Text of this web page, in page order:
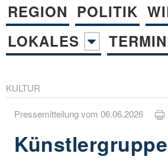
REGION POLITIK
LOKALES
KULTUR
Pressemitteilung vom 06.06.2026